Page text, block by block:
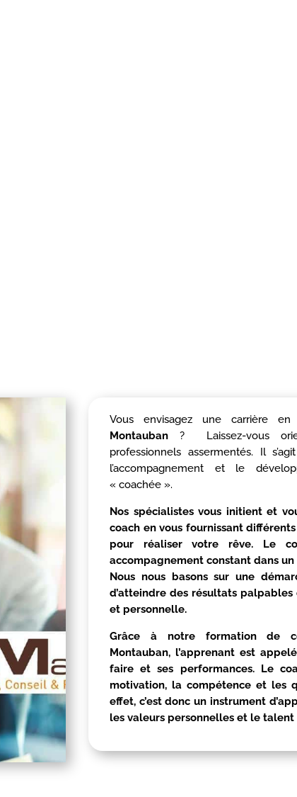
Vous envisagez une carrière
Montauban ? Laissez-vous
professionnels assermentés. Il
l’accompagnement et le
« coachée ».
Nos spécialistes vous initient et
coach en vous fournissant
pour réaliser votre rêve. Le
accompagnement constant dans
Nous nous basons sur une
d’atteindre des résultats
et personnelle.
Grâce à notre formation de
Montauban, l’apprenant est
faire et ses performances. Le
motivation, la compétence et les
effet, c’est donc un instrument
les valeurs personnelles et le talent